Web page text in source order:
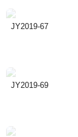
JY2019-67
JY2019-69